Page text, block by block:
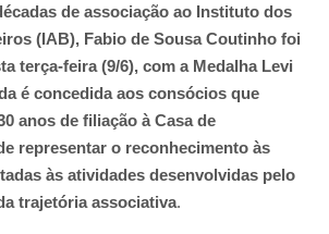
de associação ao Instituto dos
(IAB), Fabio de Sousa Coutinho foi
terça-feira (9/6), com a Medalha Levi
é concedida aos consócios que
anos de filiação à Casa de
representar o reconhecimento às
às atividades desenvolvidas pelo
trajetória associativa.